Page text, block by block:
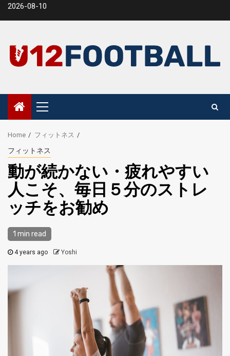
Skip2026-08-10
Primary
Menu
Home フィットネス
フィットネス
動が続かない・疲れやすい
人こそ、毎日５分のストレ
ッチをお勧め
1 min read
4 years ago Yoshi